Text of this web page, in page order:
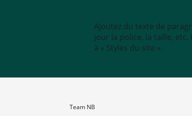
Ajoutez du texte de
jour la police, la taille,
à « Styles du site ».
Team NB